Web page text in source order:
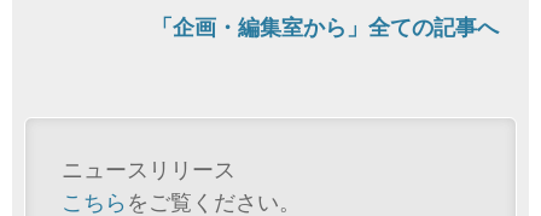
「企画・編集室から」全ての記事へ
ニュースリリース
こちら をご覧ください。